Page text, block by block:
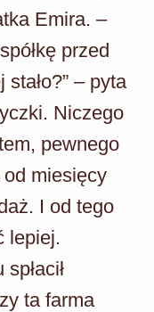
Emira. –
przed
stało?” – pyta
Niczego
pewnego
od miesięcy
I od tego
lepiej.
ta farma